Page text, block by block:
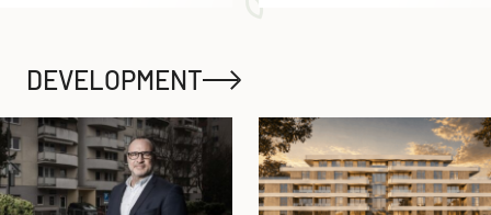
DEVELOPMENT